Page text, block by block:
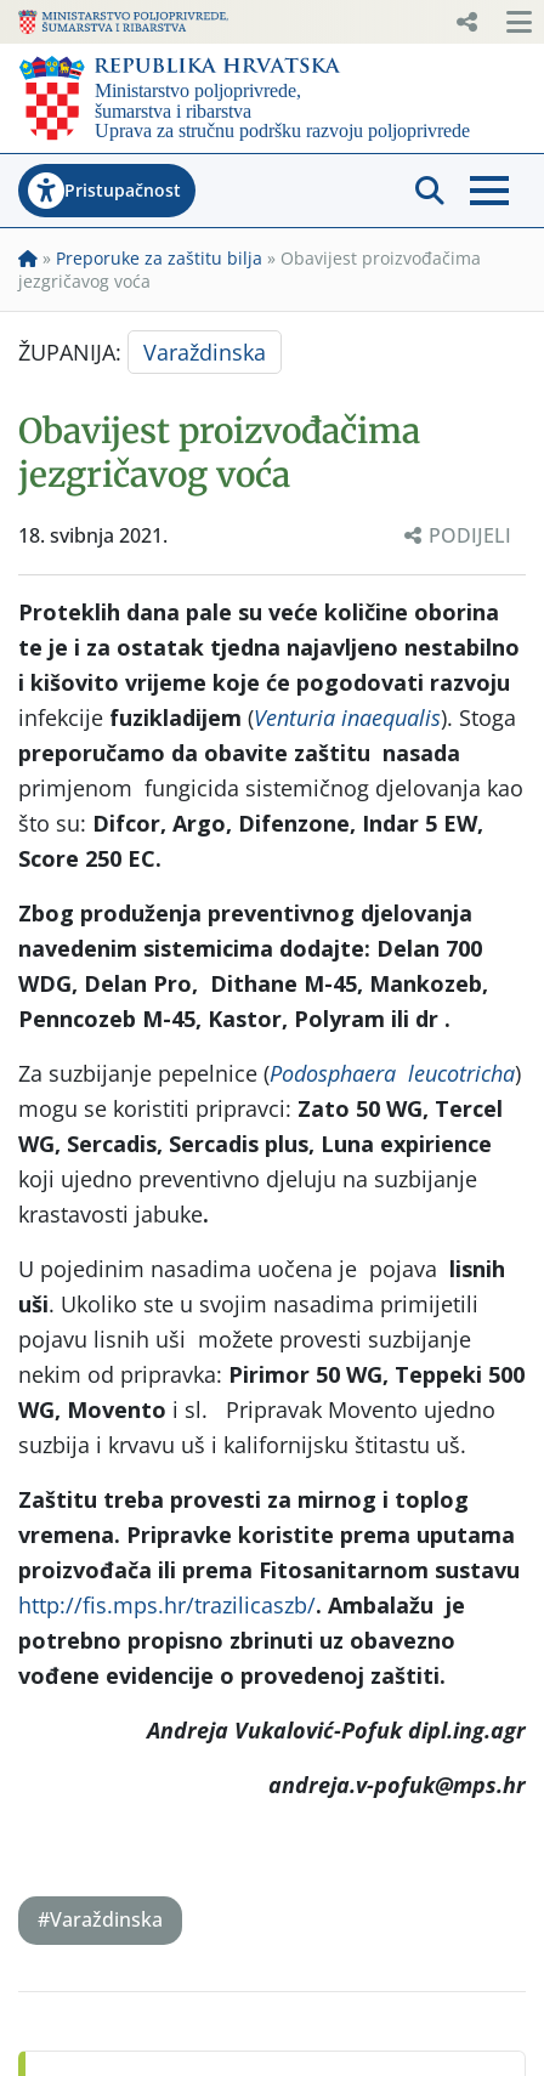
Pristupačnost
» Preporuke za zaštitu bilja » Obavijest proizvođačima
jezgričavog voća
ŽUPANIJA: Varaždinska
Obavijest proizvođačima
jezgričavog voća
18. svibnja 2021. PODIJELI
Proteklih dana pale su veće količine oborina
te je i za ostatak tjedna najavljeno nestabilno
i kišovito vrijeme koje će pogodovati razvoju
infekcije fuzikladijem (Venturia inaequalis). Stoga
preporučamo da obavite zaštitu nasada
primjenom fungicida sistemičnog djelovanja kao
što su: Difcor, Argo, Difenzone, Indar 5 EW,
Score 250 EC.
Zbog produženja preventivnog djelovanja
navedenim sistemicima dodajte: Delan 700
WDG, Delan Pro, Dithane M-45, Mankozeb,
Penncozeb M-45, Kastor, Polyram ili dr .
Za suzbijanje pepelnice (Podosphaera leucotricha)
mogu se koristiti pripravci: Zato 50 WG, Tercel
WG, Sercadis, Sercadis plus, Luna expirience
koji ujedno preventivno djeluju na suzbijanje
krastavosti jabuke.
U pojedinim nasadima uočena je pojava lisnih
uši. Ukoliko ste u svojim nasadima primijetili
pojavu lisnih uši možete provesti suzbijanje
nekim od pripravka: Pirimor 50 WG, Teppeki 500
WG, Movento i sl. Pripravak Movento ujedno
suzbija i krvavu uš i kalifornijsku štitastu uš.
Zaštitu treba provesti za mirnog i toplog
vremena. Pripravke koristite prema uputama
proizvođača ili prema Fitosanitarnom sustavu
http://fis.mps.hr/trazilicaszb/. Ambalažu je
potrebno propisno zbrinuti uz obavezno
vođene evidencije o provedenoj zaštiti.
Andreja Vukalović-Pofuk dipl.ing.agr
andreja.v-pofuk@mps.hr
#Varaždinska
navigation